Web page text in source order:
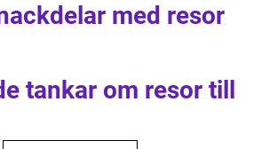
med resor
tankar om resor till